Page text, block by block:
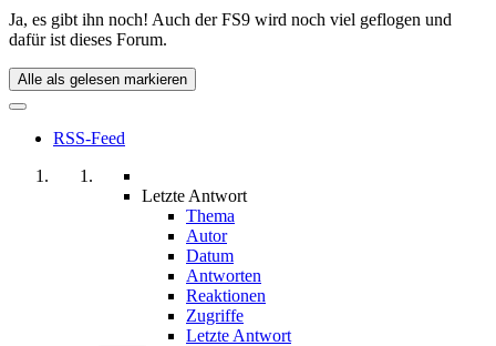
Ja, es gibt ihn noch! Auch der FS9 wird noch viel geflogen und
dafür ist dieses Forum.
Alle als gelesen markieren
RSS-Feed
Letzte Antwort
Thema
Autor
Datum
Antworten
Reaktionen
Zugriffe
Letzte Antwort